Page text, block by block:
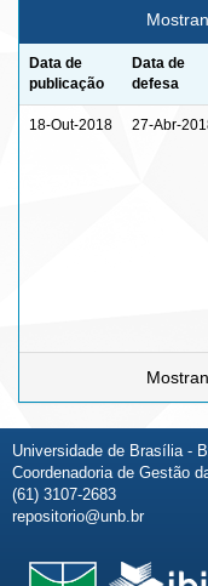
Data de
publicação
Data de
defesa
18-Out-2018 27-Abr-
Universidade de Brasília -
Coordenadoria de Gestão
(61) 3107-2683
repositorio@unb.br